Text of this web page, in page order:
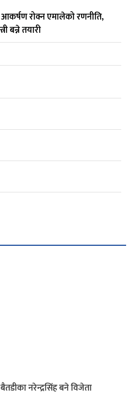
रोक्न एमालेको रणनीति,
बन्ने तयारी
नरेन्द्रसिंह बने विजेता